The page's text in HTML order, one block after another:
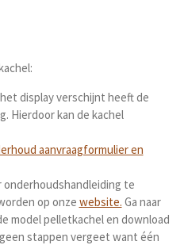
het display verschijnt heeft de
Hierdoor kan de kachel
aanvraagformulier en
te
op onze website. Ga naar
model pelletkachelen download
stappen vergeet want één